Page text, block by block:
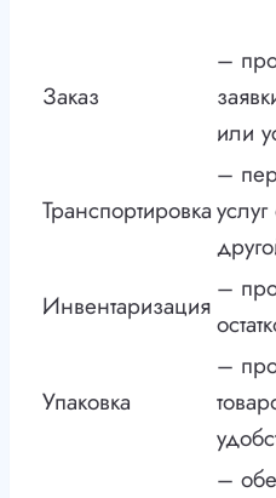
Заказ
–
или
Транспортировка
–
Инвентаризация
–
Упаковка
–
–